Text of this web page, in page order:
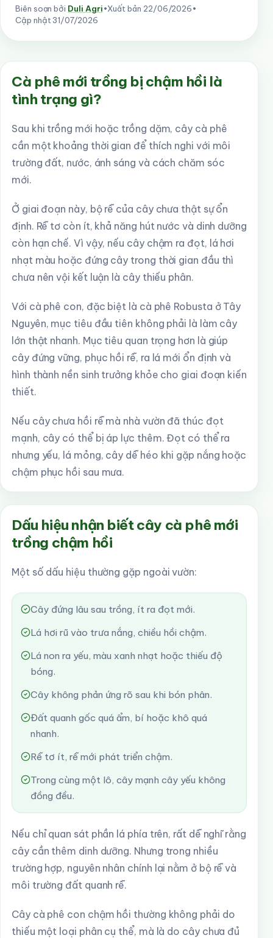
Biên soạn bởi Duli Agri•Xuất bản 22/06/2026•
Cập nhật 31/07/2026
Cà phê mới trồng bị chậm hồi là
tình trạng gì?
Sau khi trồng mới hoặc trồng dặm, cây cà phê
cần một khoảng thời gian để thích nghi với môi
trường đất, nước, ánh sáng và cách chăm sóc
mới.
Ở giai đoạn này, bộ rễ của cây chưa thật sự ổn
định. Rễ tơ còn ít, khả năng hút nước và dinh dưỡng
còn hạn chế. Vì vậy, nếu cây chậm ra đọt, lá hơi
nhạt màu hoặc đứng cây trong thời gian đầu thì
chưa nên vội kết luận là cây thiếu phân.
Với cà phê con, đặc biệt là cà phê Robusta ở Tây
Nguyên, mục tiêu đầu tiên không phải là làm cây
lớn thật nhanh. Mục tiêu quan trọng hơn là giúp
cây đứng vững, phục hồi rễ, ra lá mới ổn định và
hình thành nền sinh trưởng khỏe cho giai đoạn kiến
thiết.
Nếu cây chưa hồi rễ mà nhà vườn đã thúc đọt
mạnh, cây có thể bị áp lực thêm. Đọt có thể ra
nhưng yếu, lá mỏng, cây dễ héo khi gặp nắng hoặc
chậm phục hồi sau mưa.
Dấu hiệu nhận biết cây cà phê mới
trồng chậm hồi
Một số dấu hiệu thường gặp ngoài vườn:
Cây đứng lâu sau trồng, ít ra đọt mới.
Lá hơi rũ vào trưa nắng, chiều hồi chậm.
Lá non ra yếu, màu xanh nhạt hoặc thiếu độ
bóng.
Cây không phản ứng rõ sau khi bón phân.
Đất quanh gốc quá ẩm, bí hoặc khô quá
nhanh.
Rễ tơ ít, rễ mới phát triển chậm.
Trong cùng một lô, cây mạnh cây yếu không
đồng đều.
Nếu chỉ quan sát phần lá phía trên, rất dễ nghĩ rằng
cây cần thêm dinh dưỡng. Nhưng trong nhiều
trường hợp, nguyên nhân chính lại nằm ở bộ rễ và
môi trường đất quanh rễ.
Cây cà phê con chậm hồi thường không phải do
thiếu một loại phân cụ thể, mà là do cây chưa đủ